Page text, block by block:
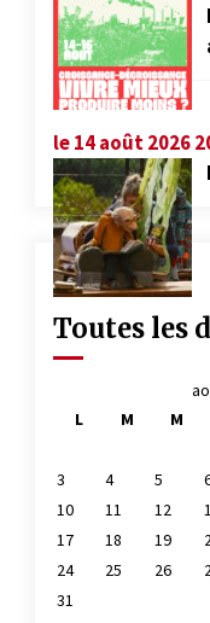
le 14 août 2026
Toutes les
L
M M
3
4 5
10
11 12
17
18 19
24
25 26
31